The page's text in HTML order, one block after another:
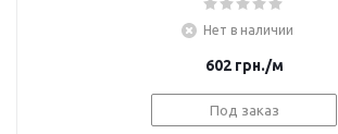
Нет в наличии
602грн./м
Под заказ